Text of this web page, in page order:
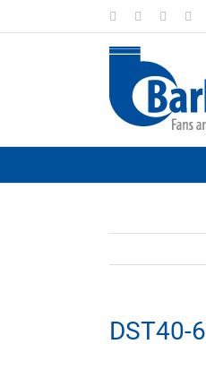
to
LinkedInFacebook
DST40-